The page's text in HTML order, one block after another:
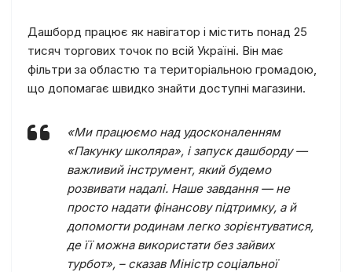
Дашборд працює як навігатор і містить понад 25
тисяч торгових точок по всій Україні. Він має
фільтри за областю та територіальною громадою,
що допомагає швидко знайти доступні магазини.
«Ми працюємо над удосконаленням
«Пакунку школяра», і запуск дашборду —
важливий інструмент, який будемо
розвивати надалі. Наше завдання — не
просто надати фінансову підтримку, а й
допомогти родинам легко зорієнтуватися,
де її можна використати без зайвих
турбот», – сказав Міністр соціальної